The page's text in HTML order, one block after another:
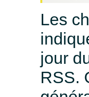
Les
jour
RSS.